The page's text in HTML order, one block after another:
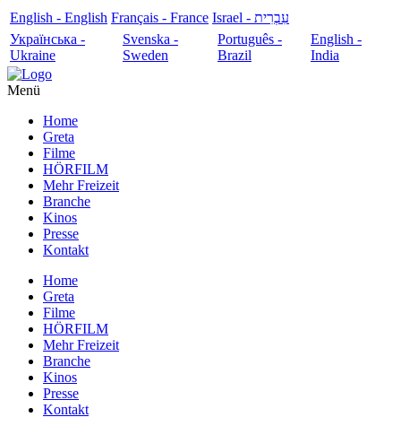
English - English Français - France
עִבְרִית - Israel
Українська -
Ukraine
Svenska -
Sweden
Português -
Brazil
English -
India
Menü
Home
Greta
Filme
HÖRFILM
Mehr Freizeit
Branche
Kinos
Presse
Kontakt
Home
Greta
Filme
HÖRFILM
Mehr Freizeit
Branche
Kinos
Presse
Kontakt